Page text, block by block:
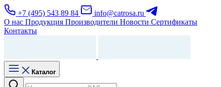
+7 (495) 543 89 84
info@catrosa.ru
О нас Продукция Производители Новости Сертификаты
Контакты
Каталог